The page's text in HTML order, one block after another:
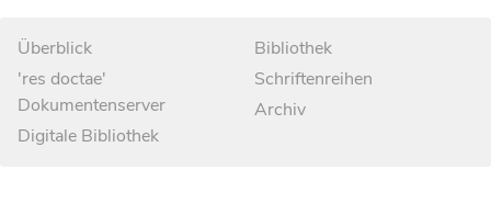
Überblick
'res doctae'
Dokumentenserver
Digitale Bibliothek
Bibliothek
Schriftenreihen
Archiv